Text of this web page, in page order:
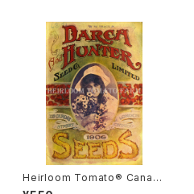
Heirloom Tomato® Canad
a Pride エアルーム・トマト・カ